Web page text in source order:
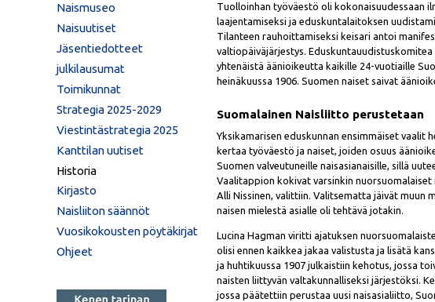
Tuolloinhan työväestö oli kokonaisuudessaan
laajentamiseksi ja eduskuntalaitoksen
Tilanteen rauhoittamiseksi keisari antoi
valtiopäiväjärjestys.
yhtenäistä äänioikeutta kaikille 24-vuotiaille
heinäkuussa 1906. Suomen naiset saivat
Suomalainen Naisliitto perustetaan
Yksikamarisen eduskunnan ensimmäiset vaalit
kertaa työväestö ja naiset, joiden osuus
Suomen valveutuneille naisasianaisille, sillä
Vaalitappion kokivat varsinkin nuorsuomalaiset
Alli Nissinen, valittiin. Valitsematta jäivät muun
naisen mielestä asialle oli tehtävä jotakin.
Lucina Hagman viritti ajatuksen
olisi ennen kaikkea jakaa valistusta ja lisätä
ja huhtikuussa 1907 julkaistiin kehotus, jossa
naisten liittyvän valtakunnalliseksi järjestöksi.
jossa päätettiin perustaa uusi naisasialiitto,
Naismuseo
Naisuutiset
Jäsentiedotteet
julkilausumat
Toimikunnat
Strategia 2025-2029
Viestintästrategia 2025
Kanttilan uutiset
Historia
Kirjasto
Naisliiton säännöt
Vuosikokousten pöytäkirjat
Ohjeet